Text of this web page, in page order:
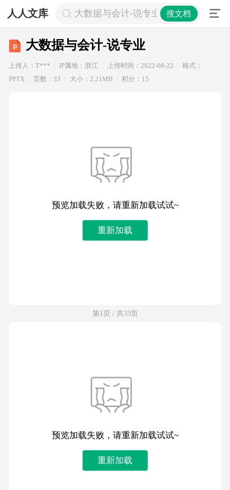
人人文库 大数据与会计-说专业 搜文档
大数据与会计-说专业
上传人：T*** IP属地：浙江 上传时间：2022-08-22
格式：
PPTX
页数：33 大小：2.21MB 积分：15
预览加载失败，请重新加载试试~
重新加载
第1页 / 共33页
预览加载失败，请重新加载试试~
重新加载